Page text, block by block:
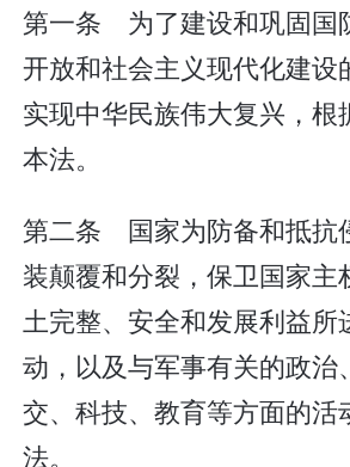
第一条 为了建设和巩固国
开放和社会主义现代化建设
实现中华民族伟大复兴，根
本法。
第二条 国家为防备和抵抗
装颠覆和分裂，保卫国家主
土完整、安全和发展利益所
动，以及与军事有关的政治
交、科技、教育等方面的活
法。